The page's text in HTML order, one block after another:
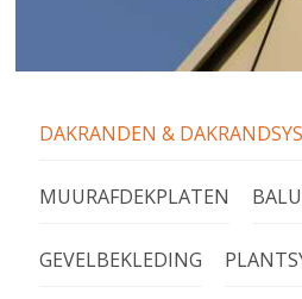
DAKRANDEN &
MUURAFDEKPLATEN
GEVELBEKLEDING